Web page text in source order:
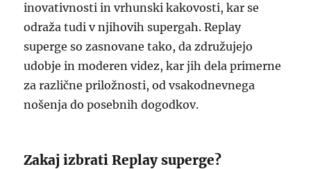
inovativnosti in vrhunski kakovosti, kar se
odraža tudi v njihovih supergah. Replay
superge so zasnovane tako, da združujejo
udobje in moderen videz, kar jih dela primerne
za različne priložnosti, od vsakodnevnega
nošenja do posebnih dogodkov.
Zakaj izbrati Replay superge?